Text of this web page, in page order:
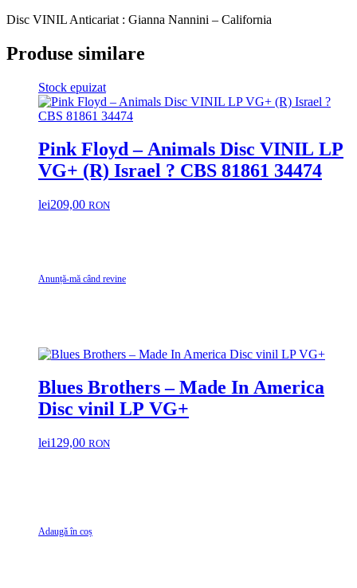
Disc VINIL Anticariat : Gianna Nannini – California
Produse similare
Stock epuizat
Pink Floyd – Animals Disc VINIL LP
VG+ (R) Israel ? CBS 81861 34474
lei209,00 RON
Anunță-mă când revine
Blues Brothers – Made In America
Disc vinil LP VG+
lei129,00 RON
Adaugă în coș